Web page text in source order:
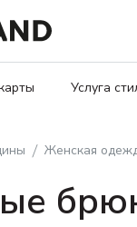
Услуга
Женская